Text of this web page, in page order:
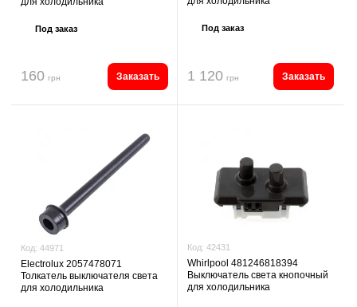
Под заказ
160 грн Заказать
Под заказ
1 120 грн Заказать
Код: 44971
Electrolux 2057478071
Толкатель выключателя света
для холодильника
Код: 42431
Whirlpool 481246818394
Выключатель света кнопочный
для холодильника